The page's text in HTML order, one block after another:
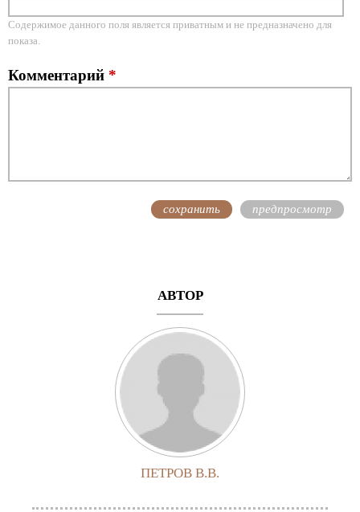
Содержимое данного поля является приватным и не предназначено для
показа.
Комментарий *
АВТОР
ПЕТРОВ В.В.